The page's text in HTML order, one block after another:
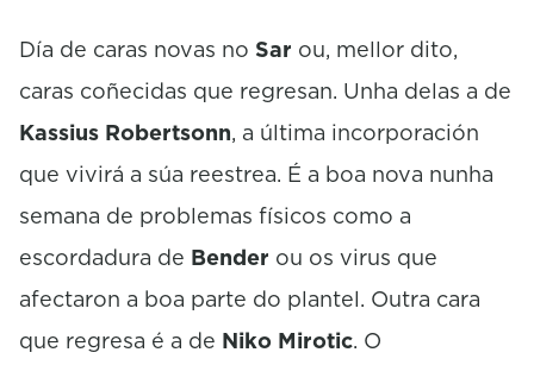
o
d
Día de caras novas no Sar ou, mellor dito,
caras coñecidas que regresan. Unha delas a de
Kassius Robertsonn, a última incorporación
que vivirá a súa reestrea. É a boa nova nunha
semana de problemas físicos como a
escordadura de Bender ou os virus que
afectaron a boa parte do plantel. Outra cara
que regresa é a de Niko Mirotic. O